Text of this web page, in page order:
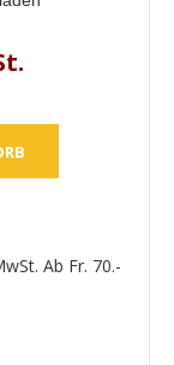
Ab Fr. 70.-